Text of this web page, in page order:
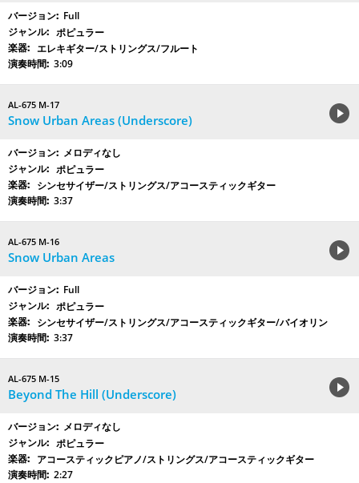
Full
ポピュラー
エレキギター/ストリングス/フルート
3:09
AL-675 M-17
Snow Urban Areas (Underscore)
メロディなし
ポピュラー
シンセサイザー/ストリングス/アコースティックギター
3:37
AL-675 M-16
Snow Urban Areas
Full
ポピュラー
シンセサイザー/ストリングス/アコースティックギター/バイオリン
3:37
AL-675 M-15
Beyond The Hill (Underscore)
メロディなし
ポピュラー
アコースティックピアノ/ストリングス/アコースティックギター
2:27